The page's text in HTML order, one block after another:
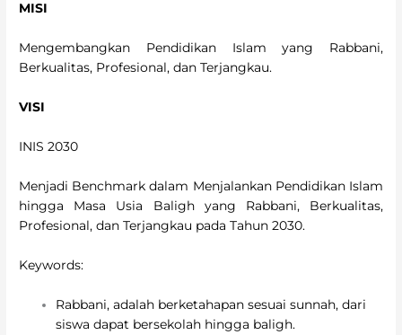
MISI
Mengembangkan Pendidikan Islam yang Rabbani,
Berkualitas, Profesional, dan Terjangkau.
VISI
INIS 2030
Menjadi Benchmark dalam Menjalankan Pendidikan Islam
hingga Masa Usia Baligh yang Rabbani, Berkualitas,
Profesional, dan Terjangkau pada Tahun 2030.
Keywords:
Rabbani, adalah berketahapan sesuai sunnah, dari
siswa dapat bersekolah hingga baligh.